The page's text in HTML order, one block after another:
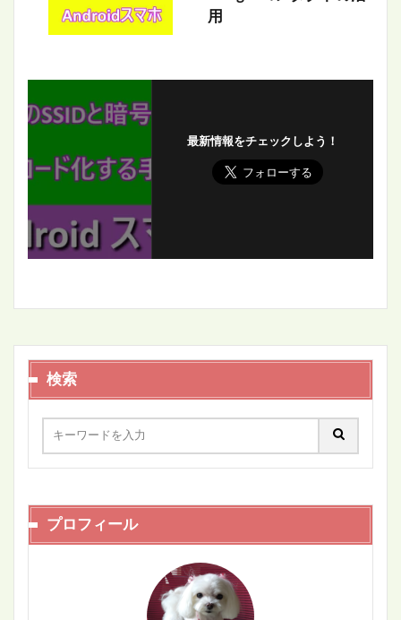
用
最新情報をチェックしよう！
検索
プロフィール